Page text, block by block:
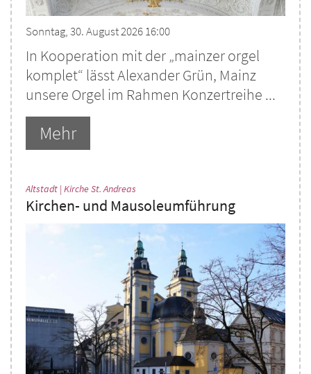
Sonntag, 30. August 2026 16:00
In Kooperation mit der „mainzer orgel
komplet“ lässt Alexander Grün, Mainz
unsere Orgel im Rahmen Konzertreihe ...
Mehr
Altstadt | Kirche St. Andreas
Kirchen- und Mausoleumführung